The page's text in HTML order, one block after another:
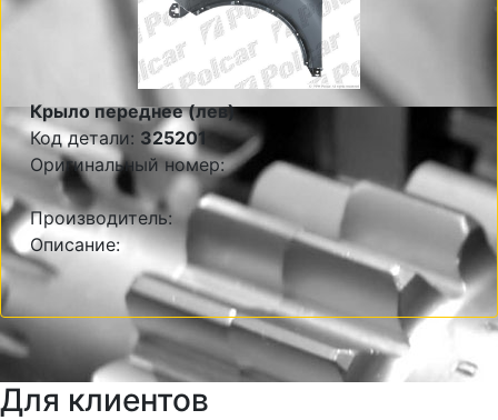
Крыло переднее (лев)
Код детали: 325201
Оригинальный номер:
Производитель:
Описание:
Для клиентов